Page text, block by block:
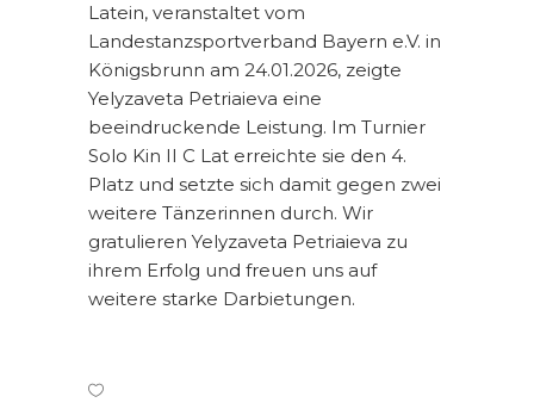
Latein, veranstaltet vom
Landestanzsportverband Bayern e.V. in
Königsbrunn am 24.01.2026, zeigte
Yelyzaveta Petriaieva eine
beeindruckende Leistung. Im Turnier
Solo Kin II C Lat erreichte sie den 4.
Platz und setzte sich damit gegen zwei
weitere Tänzerinnen durch. Wir
gratulieren Yelyzaveta Petriaieva zu
ihrem Erfolg und freuen uns auf
weitere starke Darbietungen.